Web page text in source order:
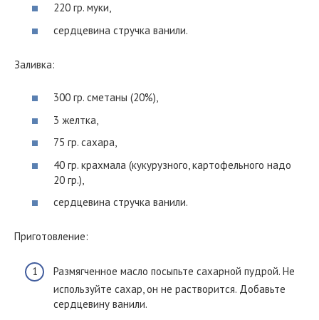
220 гр. муки,
сердцевина стручка ванили.
Заливка:
300 гр. сметаны (20%),
3 желтка,
75 гр. сахара,
40 гр. крахмала (кукурузного, картофельного надо
20 гр.),
сердцевина стручка ванили.
Приготовление:
Размягченное масло посыпьте сахарной пудрой. Не
используйте сахар, он не растворится. Добавьте
сердцевину ванили.